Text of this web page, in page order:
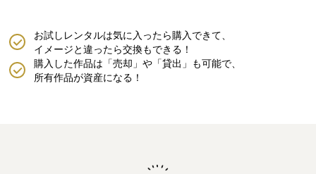
購入した作品は「売却」や「貸出」も可能で、
所有作品が資産になる！
お試しレンタルは気に入ったら購入できて、
イメージと違ったら交換もできる！